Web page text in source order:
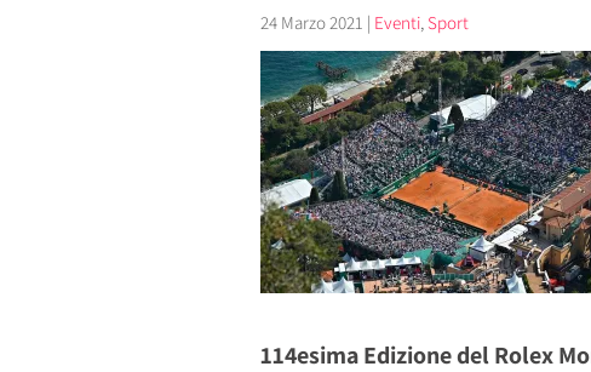
24 Marzo 2021 | Eventi, Sport
114esima Edizione del Rolex